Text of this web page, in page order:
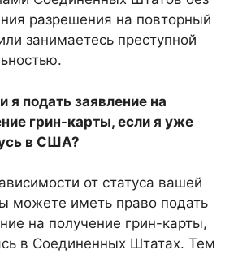
разрешения на повторный
занимаетесь преступной
я подать заявление на
грин-карты, если я уже
в США?
от статуса вашей
можете иметь право подать
на получение грин-карты,
в Соединенных Штатах. Тем